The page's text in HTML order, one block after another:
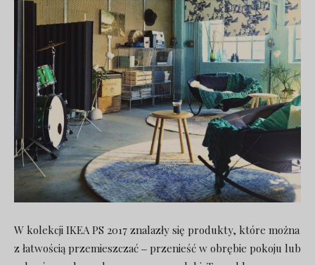
W kolekcji IKEA PS 2017 znalazły się produkty, które można
z łatwością przemieszczać ‒ przenieść w obrębie pokoju lub